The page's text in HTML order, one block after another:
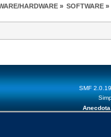
HARDWARE» SOFTWARE»
SMF 2.0.19
Anecdota